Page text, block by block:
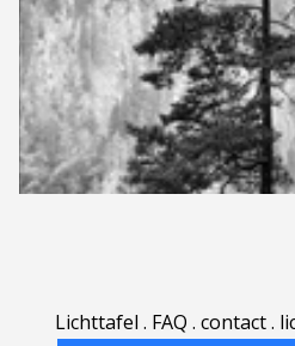
Lichttafel . FAQ . contact.